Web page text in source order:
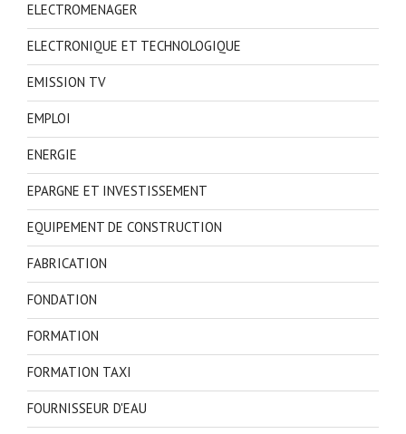
ELECTROMENAGER
ELECTRONIQUE ET TECHNOLOGIQUE
EMISSION TV
EMPLOI
ENERGIE
EPARGNE ET INVESTISSEMENT
EQUIPEMENT DE CONSTRUCTION
FABRICATION
FONDATION
FORMATION
FORMATION TAXI
FOURNISSEUR D'EAU